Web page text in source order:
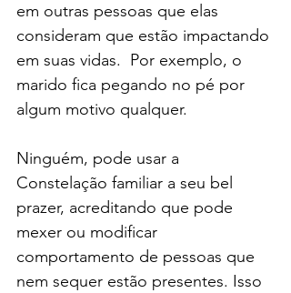
em outras pessoas que elas
consideram que estão impactando
em suas vidas.  Por exemplo, o
marido fica pegando no pé por
algum motivo qualquer.
Ninguém, pode usar a
Constelação familiar a seu bel
prazer, acreditando que pode
mexer ou modificar
comportamento de pessoas que
nem sequer estão presentes. Isso